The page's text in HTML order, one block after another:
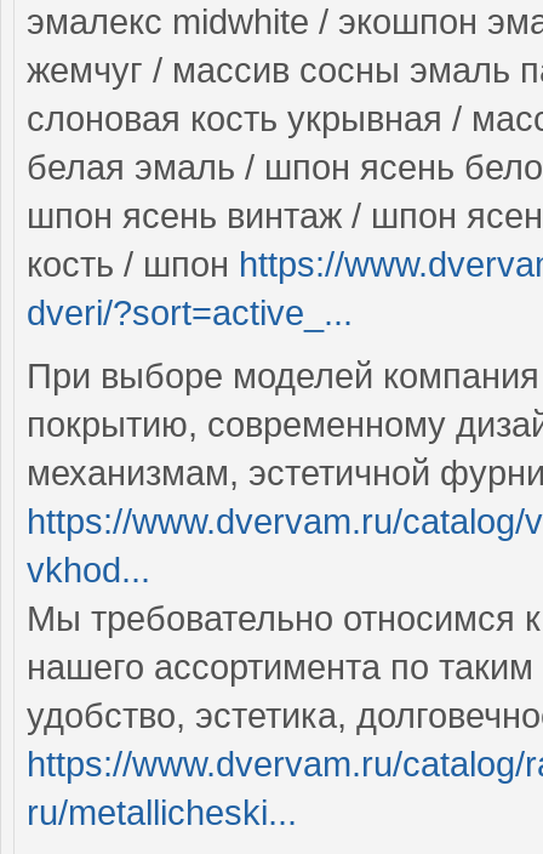
эмалекс midwhite / экошпон
жемчуг / массив сосны эмаль
слоновая кость укрывная /
белая эмаль / шпон ясень
шпон ясень винтаж / шпон
кость / шпон https://
dveri/?sort=active_...
При выборе моделей
покрытию, современному
механизмам, эстетичной
https://www.dvervam.ru/
vkhod...
Мы требовательно относимся
нашего ассортимента по
удобство, эстетика,
https://www.dvervam.ru/
ru/metallicheski...